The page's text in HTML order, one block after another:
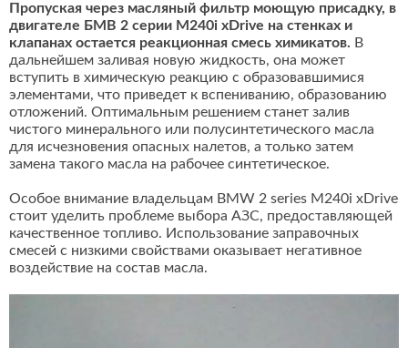
Пропуская через масляный фильтр моющую присадку, в
двигателе БМВ 2 серии M240i xDrive на стенках и
клапанах остается реакционная смесь химикатов. В
дальнейшем заливая новую жидкость, она может
вступить в химическую реакцию с образовавшимися
элементами, что приведет к вспениванию, образованию
отложений. Оптимальным решением станет залив
чистого минерального или полусинтетического масла
для исчезновения опасных налетов, а только затем
замена такого масла на рабочее синтетическое.
Особое внимание владельцам BMW 2 series M240i xDrive
стоит уделить проблеме выбора АЗС, предоставляющей
качественное топливо. Использование заправочных
смесей с низкими свойствами оказывает негативное
воздействие на состав масла.